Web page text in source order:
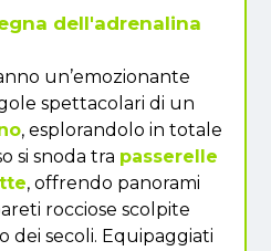
dell'adrenalina
un’emozionante
spettacolari di un
, esplorandolo in totale
si snoda tra passerelle
, offrendo panorami
rocciose scolpite
dei secoli. Equipaggiati